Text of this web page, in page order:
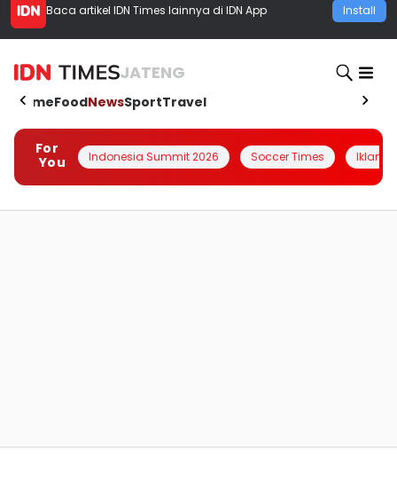
Baca artikel IDN Times lainnya di IDN App Install
JATENG
HomeFoodNewsSportTravel
For
You
Indonesia Summit 2026 Soccer Times Iklanin